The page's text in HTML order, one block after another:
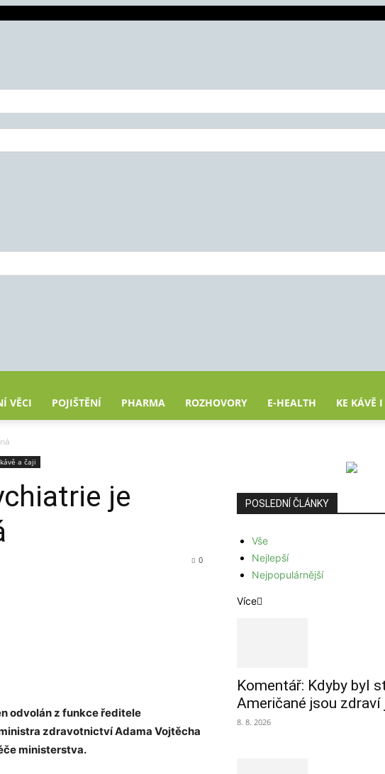
VĚCI POJIŠTĚNÍ PHARMA ROZHOVORY E-HEALTH KE KÁVĚ
a čaji
je
0
odvolán z funkce ředitele
zdravotnictví Adama Vojtěcha
ministerstva.
POSLEDNÍ ČLÁNKY
Vše
Nejlepší
Nejpopulárnější
Více
Komentář: Kdyby byl
Američané jsou zdraví
8. 8. 2026